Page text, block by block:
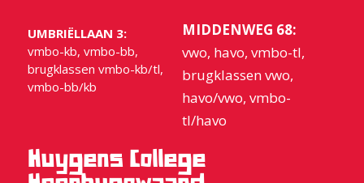
UMBRIËLLAAN 3:
vmbo-kb, vmbo-bb,
brugklassen vmbo-kb/tl,
vmbo-bb/kb
MIDDENWEG 68:
vwo, havo, vmbo-tl,
brugklassen vwo,
havo/vwo, vmbo-
tl/havo
Huygens College